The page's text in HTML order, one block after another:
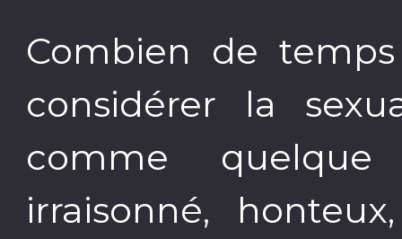
Combien de
considérer la
comme quelque
irraisonné,